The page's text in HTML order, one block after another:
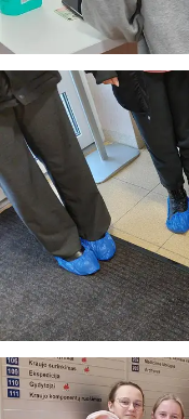
atsakingo specialisto.
Taigi... kuo galėčiau